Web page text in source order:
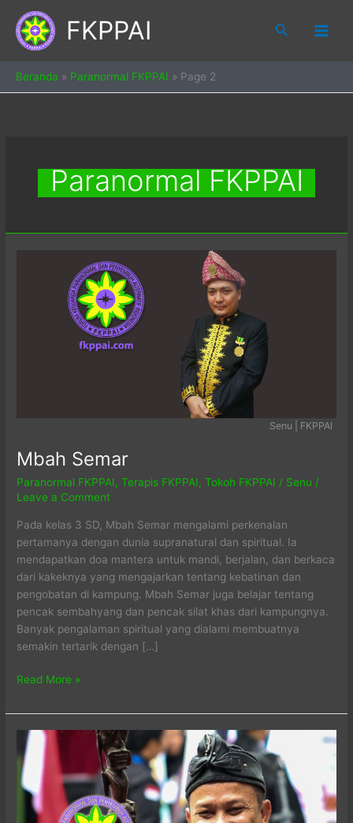
content
FKPPAI Search
Beranda » Paranormal FKPPAI » Page 2
Paranormal FKPPAI
Senu | FKPPAI
Mbah Semar
Paranormal FKPPAI,Terapis FKPPAI,Tokoh FKPPAI / Senu /
Leave a Comment
Pada kelas 3 SD, Mbah Semar mengalami perkenalan
pertamanya dengan dunia supranatural dan spiritual. Ia
mendapatkan doa mantera untuk mandi, berjalan, dan berkaca
dari kakeknya yang mengajarkan tentang kebatinan dan
pengobatan di kampung. Mbah Semar juga belajar tentang
pencak sembahyang dan pencak silat khas dari kampungnya.
Banyak pengalaman spiritual yang dialami membuatnya
semakin tertarik dengan […]
Mbah
Read More »